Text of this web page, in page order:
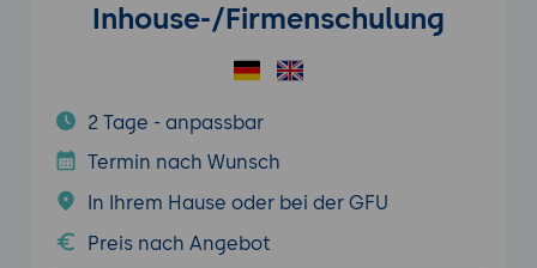
Inhouse-/Firmenschulung
2 Tage - anpassbar
Termin nach Wunsch
In Ihrem Hause oder bei der GFU
Preis nach Angebot